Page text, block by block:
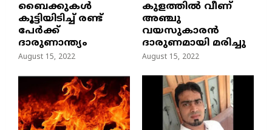
ബൈക്കുകൾ
കൂട്ടിയിടിച്ച് രണ്ട്
പേർക്ക്
ദാരുണാന്ത്യം
August 15, 2022
കുളത്തില്‍ വീണ്
അഞ്ചു
വയസുകാരന്‍
ദാരുണമായി മരിച്ചു
August 15, 2022